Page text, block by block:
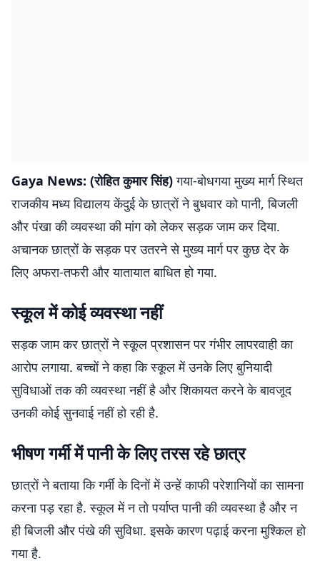
Gaya News: (रोहित कुमार सिंह)गया-बोधगया मुख्य मार्ग स्थित
राजकीय मध्य विद्यालय केंदुई के छात्रों ने बुधवार को पानी, बिजली
और पंखा की व्यवस्था की मांग को लेकर सड़क जाम कर दिया.
अचानक छात्रों के सड़क पर उतरने से मुख्य मार्ग पर कुछ देर के
लिए अफरा-तफरी और यातायात बाधित हो गया.
स्कूल में कोई व्यवस्था नहीं
सड़क जाम कर छात्रों ने स्कूल प्रशासन पर गंभीर लापरवाही का
आरोप लगाया. बच्चों ने कहा कि स्कूल में उनके लिए बुनियादी
सुविधाओं तक की व्यवस्था नहीं है और शिकायत करने के बावजूद
उनकी कोई सुनवाई नहीं हो रही है.
भीषण गर्मी में पानी के लिए तरस रहे छात्र
छात्रों ने बताया कि गर्मी के दिनों में उन्हें काफी परेशानियों का सामना
करना पड़ रहा है. स्कूल में न तो पर्याप्त पानी की व्यवस्था है और न
ही बिजली और पंखे की सुविधा. इसके कारण पढ़ाई करना मुश्किल हो
गया है.